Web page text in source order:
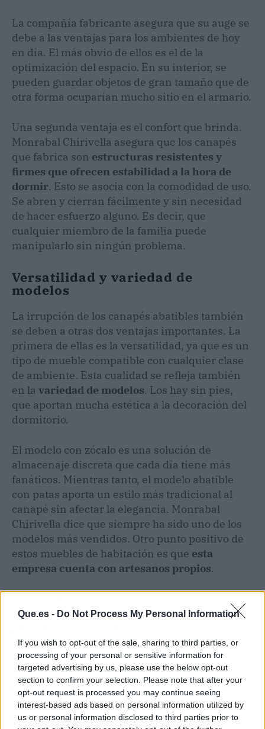
Que.es - Do Not Process My Personal Information
If you wish to opt-out of the sale, sharing to third parties, or
processing of your personal or sensitive information for
targeted advertising by us, please use the below opt-out
section to confirm your selection. Please note that after your
opt-out request is processed you may continue seeing
interest-based ads based on personal information utilized by
us or personal information disclosed to third parties prior to
La compañía fabricante asegura que su auge se
debe a las ventajas para los ambientes de hoy
en día. El más obvio de ellos es el de la
optimización del espacio. En su interior, se
pueden guardar objetos de gran tamaño que de
otra forma ocuparían mucho sitio en el armario.
Una segunda ventaja es el confort que brinda.
Monrabal Chirivella asegura que los canapés
que fabrica son estructuras resistentes y
firmes que ofrecen estabilidad a la hora de
dormir. Esto se asocia con la comodidad de uso.
Se abren y cierran fácilmente y sin necesidad
de hacer esfuerzo alguno. Es decir, que
cualquier miembro de la familia puede
manipularlo sin ningún problema.
Versatilidad y variedad de
modelos
La irrupción de los canapés abatibles también
se deben a otras dos ventajas importantes. La
primera de ellas es la versatilidad, ya que es un
tipo de mueble compatible con cualquier clase
de ambiente. Esta cualidad se refleja también
en la variedad de modelos. Los hay sin pies,
que aportan mucha estética a la decoración del
dormitorio.
El modelo con zócalo es una solución de
almacenaje discreta que cada día tiene más
fanáticos. Mientras tanto, el modelo abatible
con patas aporta un estilo más tradicional al
canapé sin afectar la elegancia. Monrabal
Chirivella dice que siempre ha sido uno de los
modelos más vendidos. Otro punto positivo de
estos muebles de habitación es que esta
empresa cuenta con artesanos propios.
Tallan de manera manual cada mueble, lo que
favor es que soloutilizan maderas de primera
calidadlo que garantiza resistencia. La tercera
es que la maderapremiumla combinan con
acabados de máxima calidad.Según Monrabal
Chirivella, esto genera un producto que se
mantendrá como nuevo por mucho más tiempo.